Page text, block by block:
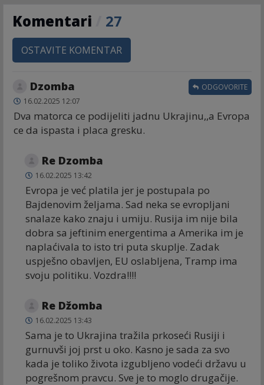
Komentari 27
OSTAVITE KOMENTAR
Dzomba
16.02.2025 12:07
Dva matorca ce podijeliti jadnu Ukrajinu,,a Evropa
ce da ispasta i placa gresku.
ODGOVORITE
Re Dzomba
16.02.2025 13:42
Evropa je već platila jer je postupala po
Bajdenovim željama. Sad neka se evropljani
snalaze kako znaju i umiju. Rusija im nije bila
dobra sa jeftinim energentima a Amerika im je
naplaćivala to isto tri puta skuplje. Zadak
uspješno obavljen, EU oslabljena, Tramp ima
svoju politiku. Vozdra!!!!
Re Džomba
16.02.2025 13:43
Sama je to Ukrajina tražila prkoseći Rusiji i
gurnuvši joj prst u oko. Kasno je sada za svo
kada je toliko života izgubljeno vodeći državu u
pogrešnom pravcu. Sve je to moglo drugačije.